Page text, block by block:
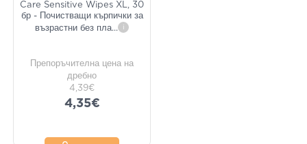
Care Sensitive Wipes XL, 30
бр - Почистващи кърпички за
възрастни без пла... i
Препоръчителна цена на
дребно
4,39€
4,35€